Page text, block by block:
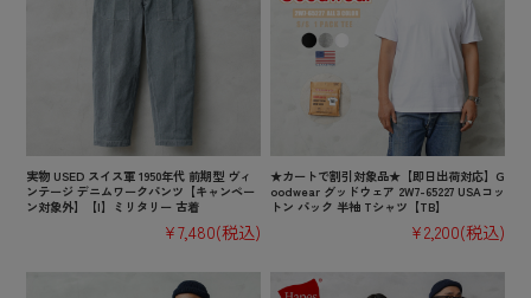
実物 USED スイス軍 1950年代 前期型 ヴィ
ンテージ デニムワークパンツ【キャンペー
ン対象外】【I】ミリタリー 古着
¥7,480(税込)
★カートで割引対象品★【即日出荷対応】G
oodwear グッドウェア 2W7-65227 USAコッ
トン パック 半袖 Tシャツ【TB】
¥2,200(税込)